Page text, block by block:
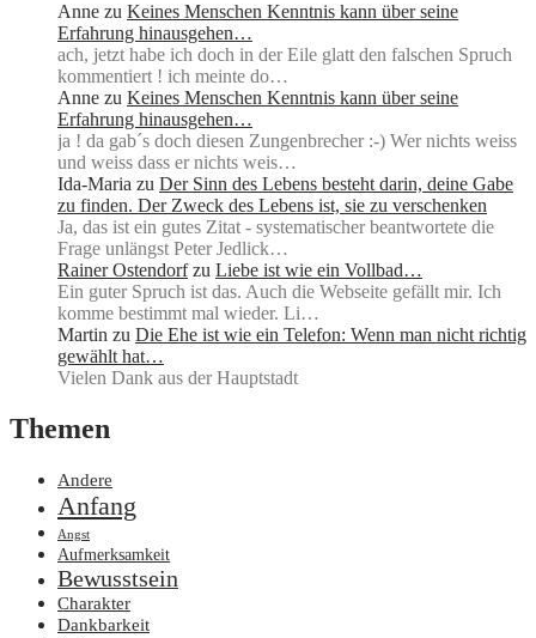
Anne zu Keines Menschen Kenntnis kann über seine
Erfahrung hinausgehen…
ach, jetzt habe ich doch in der Eile glatt den falschen Spruch
kommentiert ! ich meinte do…
Anne zu Keines Menschen Kenntnis kann über seine
Erfahrung hinausgehen…
ja ! da gab´s doch diesen Zungenbrecher :-) Wer nichts weiss
und weiss dass er nichts weis…
Ida-Maria zu Der Sinn des Lebens besteht darin, deine Gabe
zu finden. Der Zweck des Lebens ist, sie zu verschenken
Ja, das ist ein gutes Zitat - systematischer beantwortete die
Frage unlängst Peter Jedlick…
Rainer Ostendorf zu Liebe ist wie ein Vollbad…
Ein guter Spruch ist das. Auch die Webseite gefällt mir. Ich
komme bestimmt mal wieder. Li…
Martin zu Die Ehe ist wie ein Telefon: Wenn man nicht richtig
gewählt hat…
Vielen Dank aus der Hauptstadt
Themen
Andere
Anfang
Angst
Aufmerksamkeit
Bewusstsein
Charakter
Dankbarkeit